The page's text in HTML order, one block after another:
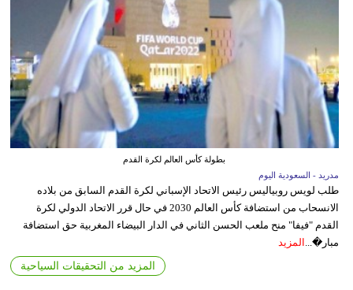
بطولة كأس العالم لكرة القدم
مدريد - السعودية اليوم
طلب لويس روبياليس رئيس الاتحاد الإسباني لكرة القدم السابق من بلاده
الانسحاب من استضافة كأس العالم 2030 في حال قرر الاتحاد الدولي لكرة
القدم "فيفا" منح ملعب الحسن الثاني في الدار البيضاء المغربية حق استضافة
مبار�...
المزيد
المزيد من التحقيقات السياحية